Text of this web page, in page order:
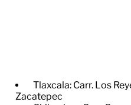
Tlaxcala: Carr. Los
Zacatepec